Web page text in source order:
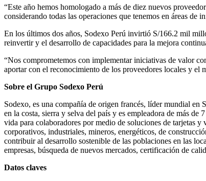
“Este año hemos homologado a más de diez nuevos
considerando todas las operaciones que tenemos en áreas
En los últimos dos años, Sodexo Perú invirtió S/166.2 mil
reinvertir y el desarrollo de capacidades para la mejora
“Nos comprometemos con implementar iniciativas de valor
aportar con el reconocimiento de los proveedores locales y el
Sobre el Grupo Sodexo Perú
Sodexo, es una compañía de origen francés, líder mundial en
en la costa, sierra y selva del país y es empleadora de más
vida para colaboradores por medio de soluciones de tarjetas
corporativos, industriales, mineros, energéticos, de
contribuir al desarrollo sostenible de las poblaciones en las
empresas, búsqueda de nuevos mercados, certificación de
Datos claves